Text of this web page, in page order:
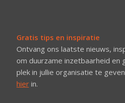
Gratis tips en inspiratie
Ontvang ons laatste nieuws,
om duurzame inzetbaarheid en
plek in jullie organisatie te
hierin.